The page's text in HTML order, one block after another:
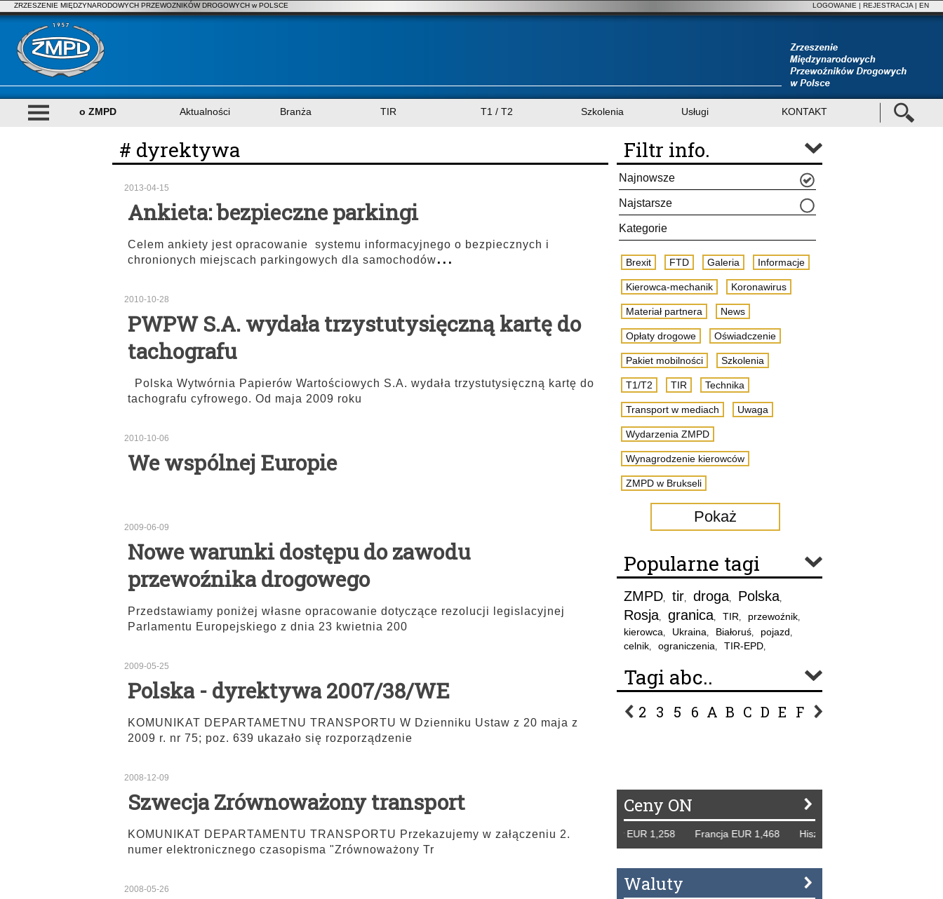
ZRZESZENIE MIĘDZYNARODOWYCH PRZEWOZNIKÓW DROGOWYCH w POLSCE LOGOWANIE | REJESTRACJA | EN
o ZMPD Aktualności Branża TIR T1 / T2 Szkolenia Usługi KONTAKT
# dyrektywa
2013-04-15
Ankieta: bezpieczne parkingi
Celem ankiety jest opracowanie systemu informacyjnego o bezpiecznych i
chronionych miejscach parkingowych dla samochodów...
2010-10-28
PWPW S.A. wydała trzystutysięczną kartę do
tachografu
Polska Wytwórnia Papierów Wartościowych S.A. wydała trzystutysięczną kartę do
tachografu cyfrowego. Od maja 2009 roku
2010-10-06
We wspólnej Europie
2009-06-09
Nowe warunki dostępu do zawodu
przewoźnika drogowego
Przedstawiamy poniżej własne opracowanie dotyczące rezolucji legislacyjnej
Parlamentu Europejskiego z dnia 23 kwietnia 200
2009-05-25
Polska - dyrektywa 2007/38/WE
KOMUNIKAT DEPARTAMETNU TRANSPORTU W Dzienniku Ustaw z 20 maja z
2009 r. nr 75; poz. 639 ukazało się rozporządzenie
2008-12-09
Szwecja Zrównoważony transport
KOMUNIKAT DEPARTAMENTU TRANSPORTU Przekazujemy w załączeniu 2.
numer elektronicznego czasopisma "Zrównoważony Tr
2008-05-26
Filtr info.
Najnowsze
Najstarsze
Kategorie
Brexit FTD Galeria Informacje
Kierowca-mechanik Koronawirus
Materiał partnera News
Opłaty drogowe Oświadczenie
Pakiet mobilności Szkolenia
T1/T2 TIR Technika
Transport w mediach Uwaga
Wydarzenia ZMPD
Wynagrodzenie kierowców
ZMPD w Brukseli
Pokaż
Popularne tagi
ZMPD, tir, droga, Polska,
Rosja, granica, TIR, przewoźnik,
kierowca, Ukraina, Białoruś, pojazd,
celnik, ograniczenia, TIR-EPD,
Tagi abc..
2 3 5 6 A B C D E F G
Ceny ON
Tydzień 42/2019 r. Niemcy EUR 1,258 Francja EUR 1,468 Hiszpania EUR 1,229 WB
Waluty